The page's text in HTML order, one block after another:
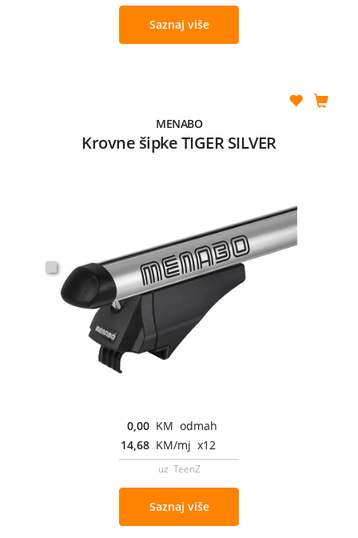
Saznaj više
MENABO
Krovne šipke TIGER SILVER
0,00 KM odmah
14,68 KM/mj x12
uz TeenZ
Saznaj više